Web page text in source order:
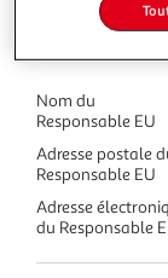
Caractéristiques
Nom du
Responsable EU
Adresse postale
Responsable EU
Adresse
du Responsable